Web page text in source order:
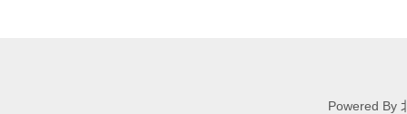
Powered By